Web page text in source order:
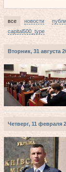
все новости
capital500_type
Вторник, 31 августа
Четверг, 11 февраля